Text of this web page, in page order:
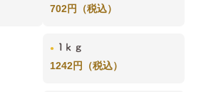
702円（税込）
1ｋｇ
1242円（税込）